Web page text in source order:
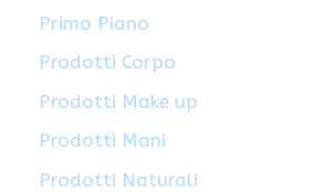
Primo Piano
Prodotti Corpo
Prodotti Make up
Prodotti Mani
Prodotti Naturali